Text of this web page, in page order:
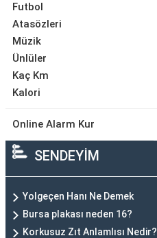
Futbol
Atasözleri
Müzik
Ünlüler
Kaç Km
Kalori
Online Alarm Kur
SENDEYİM
Yolgeçen Hanı Ne Demek
Bursa plakası neden 16?
Korkusuz Zıt Anlamlısı Nedir?